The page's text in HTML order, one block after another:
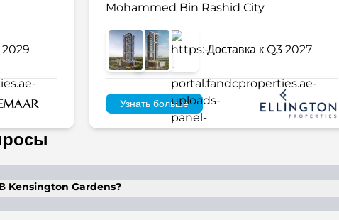
2029
Mohammed Bin Rashid City
Доставка к Q3 2027
Узнать больше
Kensington Gardens?